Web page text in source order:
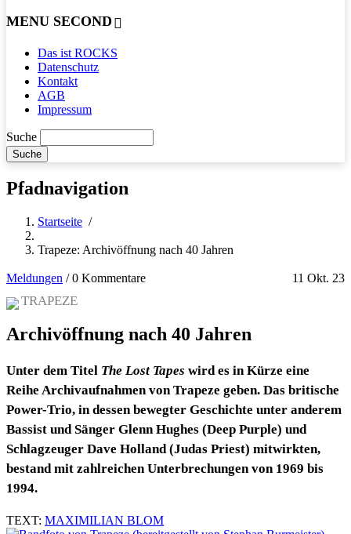
MENU SECOND
Das ist ROCKS
Datenschutz
Kontakt
AGB
Impressum
Suche
Pfadnavigation
Startseite /
Trapeze: Archivöffnung nach 40 Jahren
Meldungen 11 Okt. 23
/0 Kommentare
TRAPEZE
Archivöffnung nach 40 Jahren
Unter dem Titel The Lost Tapes wird es in Kürze eine
Reihe Archivaufnahmen von Trapeze geben. Das britische
Power-Trio, in dessen bewegter Geschichte unter anderem
Bassist und Sänger Glenn Hughes (Deep Purple) und
Schlagzeuger Dave Holland (Judas Priest) mitwirkten,
bestand mit zahlreichen Unterbrechungen von 1969 bis
1994.
TEXT: MAXIMILIAN BLOM